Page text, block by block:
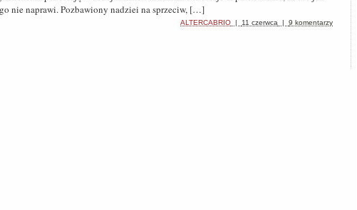
nie naprawi. Pozbawiony nadziei na sprzeciw, […]
ALTERCABRIO | 11 czerwca | 9 komentarzy